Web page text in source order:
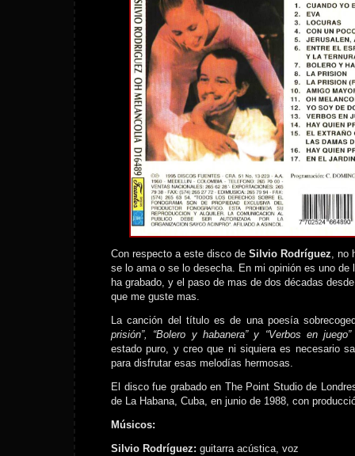
Con respecto a este disco de Silvio Rodríguez, no
se lo ama o se lo desecha. En mi opinión es uno de
ha grabado, y el paso de mas de dos décadas
que me guste mas.
La canción del título es de una poesía
prisión”, “Bolero y habanera” y “Verbos en juego”
estado puro, y creo que ni siquiera es necesario
para disfrutar esas melodías hermosas.
El disco fue grabado en The Point Studio de
de La Habana, Cuba, en junio de 1988, con
Músicos:
Silvio Rodríguez: guitarra acústica, voz